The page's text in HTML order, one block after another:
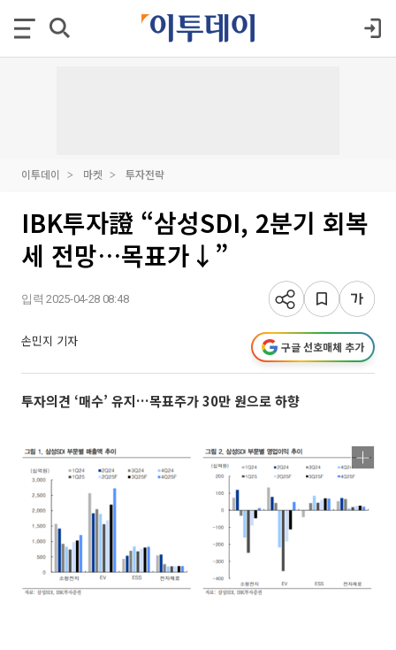
이투데이 마켓 투자전략
IBK투자證 “삼성SDI, 2분기 회복
세 전망…목표가↓”
입력 2025-04-28 08:48
손민지 기자 구글 선호매체 추가
투자의견 ‘매수’ 유지…목표주가 30만 원으로 하향